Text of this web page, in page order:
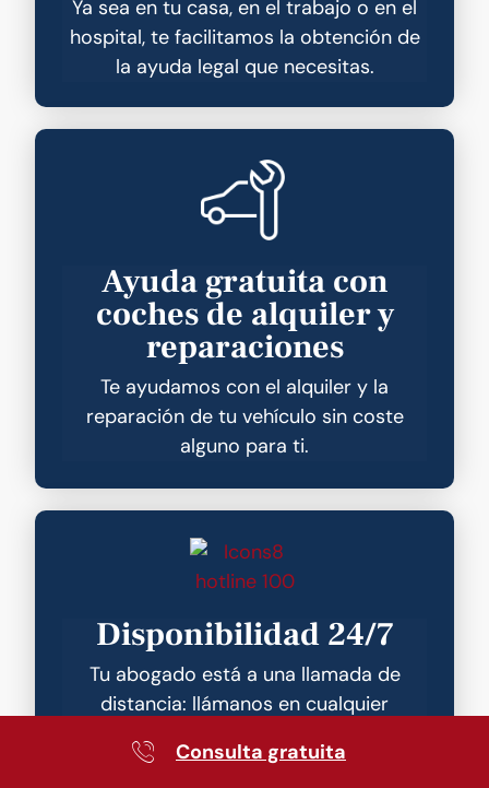
Ya sea en tu casa, en el trabajo o en el
hospital, te facilitamos la obtención de
la ayuda legal que necesitas.
Ayuda gratuita con
coches de alquiler y
reparaciones
Te ayudamos con el alquiler y la
reparación de tu vehículo sin coste
alguno para ti.
Disponibilidad 24/7
Tu abogado está a una llamada de
distancia: llámanos en cualquier
personales.
Consulta gratuita